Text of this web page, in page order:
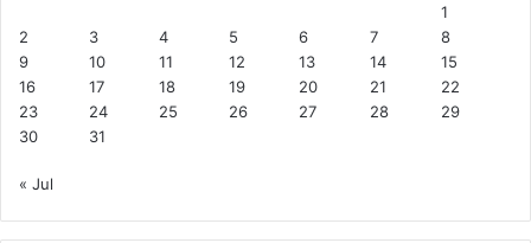
1
2
3 4 5 6 7
8
9
10 11 12 13 14
15
16
17 18 19 20 21
22
23
24 25 26 27 28
29
30
31
« Jul